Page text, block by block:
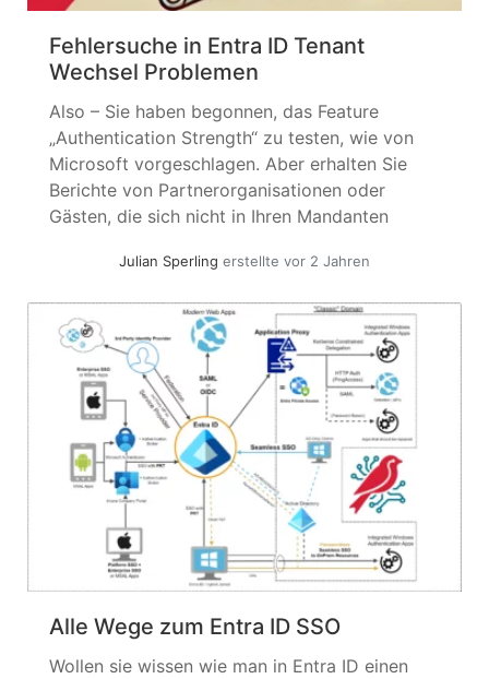
Fehlersuche in Entra ID Tenant
Wechsel Problemen
Also – Sie haben begonnen, das Feature
„Authentication Strength“ zu testen, wie von
Microsoft vorgeschlagen. Aber erhalten Sie
Berichte von Partnerorganisationen oder
Gästen, die sich nicht in Ihren Mandanten
Teams-Administrator, der Meldungen erhält,
Organisation zusammenarbeiten können? Aus
der anderen Perspektive –... » weiterlesen
Julian Sperling erstellte vor 2 Jahren
Alle Wege zum Entra ID SSO
Wollen sie wissen wie man in Entra ID einen